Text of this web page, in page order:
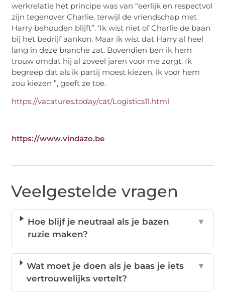
werkrelatie het principe was van “eerlijk en respectvol
zijn tegenover Charlie, terwijl de vriendschap met
Harry behouden blijft”. ‘Ik wist niet of Charlie de baan
bij het bedrijf aankon. Maar ik wist dat Harry al heel
lang in deze branche zat. Bovendien ben ik hem
trouw omdat hij al zoveel jaren voor me zorgt. Ik
begreep dat als ik partij moest kiezen, ik voor hem
zou kiezen ”, geeft ze toe.
https://vacatures.today/cat/Logistics11.html
https://www.vindazo.be
Veelgestelde vragen
Hoe blijf je neutraal als je bazen
ruzie maken?
▼
Wat moet je doen als je baas je iets
vertrouwelijks vertelt?
▼